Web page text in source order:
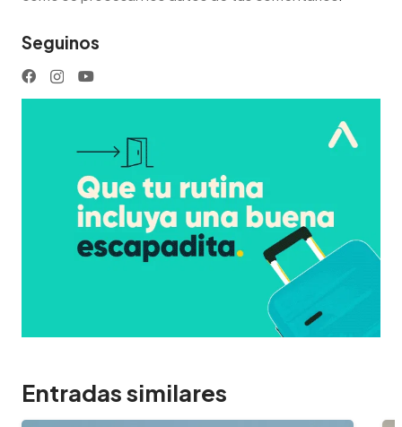
Seguinos
Entradas similares